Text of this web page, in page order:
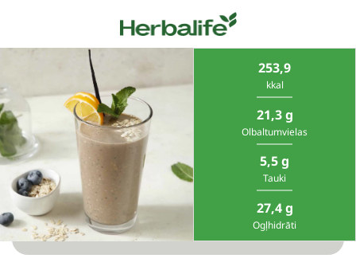
253,9
kkal
21,3 g
Olbaltumvielas
5,5 g
Tauki
27,4 g
Ogļhidrāti